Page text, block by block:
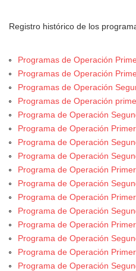
Registro histórico de los
Programas de Operación
Programas de Operación
Programas de Operación
Programas de Operación
Programa de Operación
Programa de Operación
Programa de Operación
Programa de Operación
Programa de Operación
Programa de Operación
Programa de Operación
Programa de Operación
Programa de Operación
Programa de Operación
Programa de Operación
Programa de Operación